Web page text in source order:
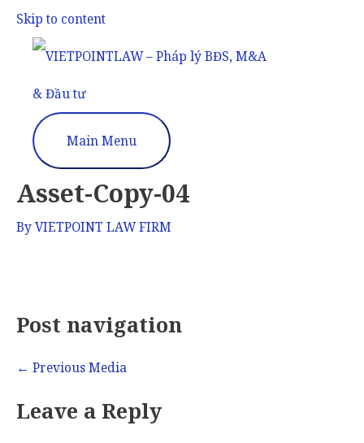
Skip to content
Main Menu
Asset-Copy-04
ByVIETPOINT LAW FIRM
Post navigation
← Previous Media
Leave a Reply